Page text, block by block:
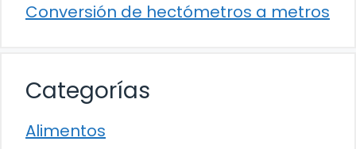
Conversión de hectómetros a metros
Categorías
Alimentos